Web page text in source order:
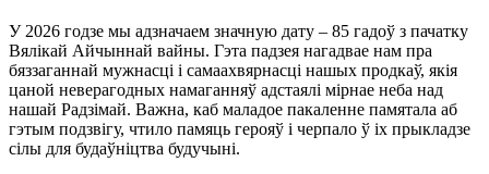
У 2026 годзе мы адзначаем значную дату – 85 гадоў з пачатку
Вялікай Айчыннай вайны. Гэта падзея нагадвае нам пра
бяззаганнай мужнасці і самаахвярнасці нашых продкаў, якія
цаной неверагодных намаганняў адстаялі мірнае неба над
нашай Радзімай. Важна, каб маладое пакаленне памятала аб
гэтым подзвігу, чтило памяць герояў і черпало ў іх прыкладзе
сілы для будаўніцтва будучыні.